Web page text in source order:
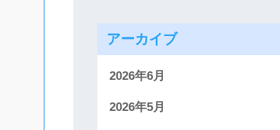
アーカイブ
2026年6月
2026年5月